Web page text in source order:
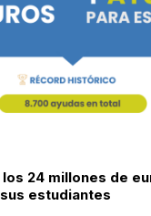
los 24 millones de
estudiantes